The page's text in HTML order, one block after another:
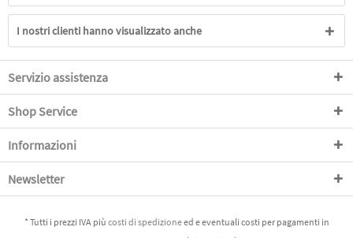
I nostri clienti hanno visualizzato anche
Servizio assistenza
Shop Service
Informazioni
Newsletter
* Tutti i prezzi IVA più costi di spedizioneed e eventuali costi per pagamenti in